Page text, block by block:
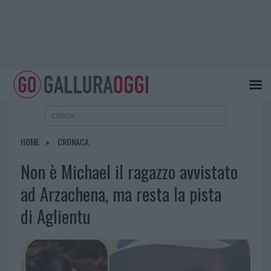
HOME CRONACA
Non è Michael il ragazzo avvistato
ad Arzachena, ma resta la pista
di Aglientu